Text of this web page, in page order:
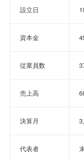
設立日
資本金
従業員数
売上高
決算月 3
代表者